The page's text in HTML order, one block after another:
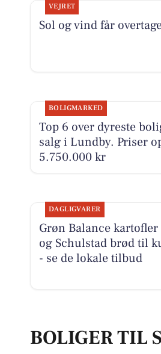
VEJRET
Sol og vind får
BOLIGMARKED
Top 6 over dyreste
salg i Lundby. Priser
5.750.000 kr
DAGLIGVARER
Grøn Balance
og Schulstad brød til
- se de lokale tilbud
BOLIGER TIL